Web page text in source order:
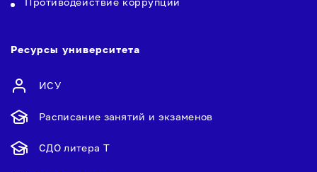
Ресурсы университета
ИСУ
Расписание занятий и экзаменов
СДО литера Т